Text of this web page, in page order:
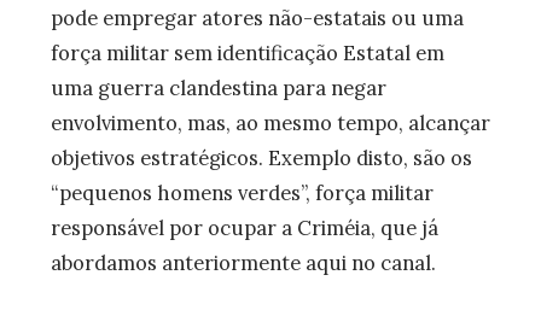
pode empregar atores não-estatais ou uma
força militar sem identificação Estatal em
uma guerra clandestina para negar
envolvimento, mas, ao mesmo tempo, alcançar
objetivos estratégicos. Exemplo disto, são os
“pequenos homens verdes”, força militar
responsável por ocupar a Criméia, que já
abordamos anteriormente aqui no canal.